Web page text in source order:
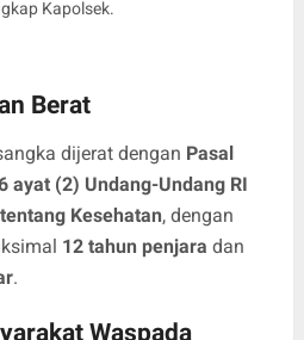
Kapolsek.
Berat
dijerat dengan Pasal
ayat (2) Undang-Undang RI
Kesehatan, dengan
12 tahun penjara dan
.
Waspada